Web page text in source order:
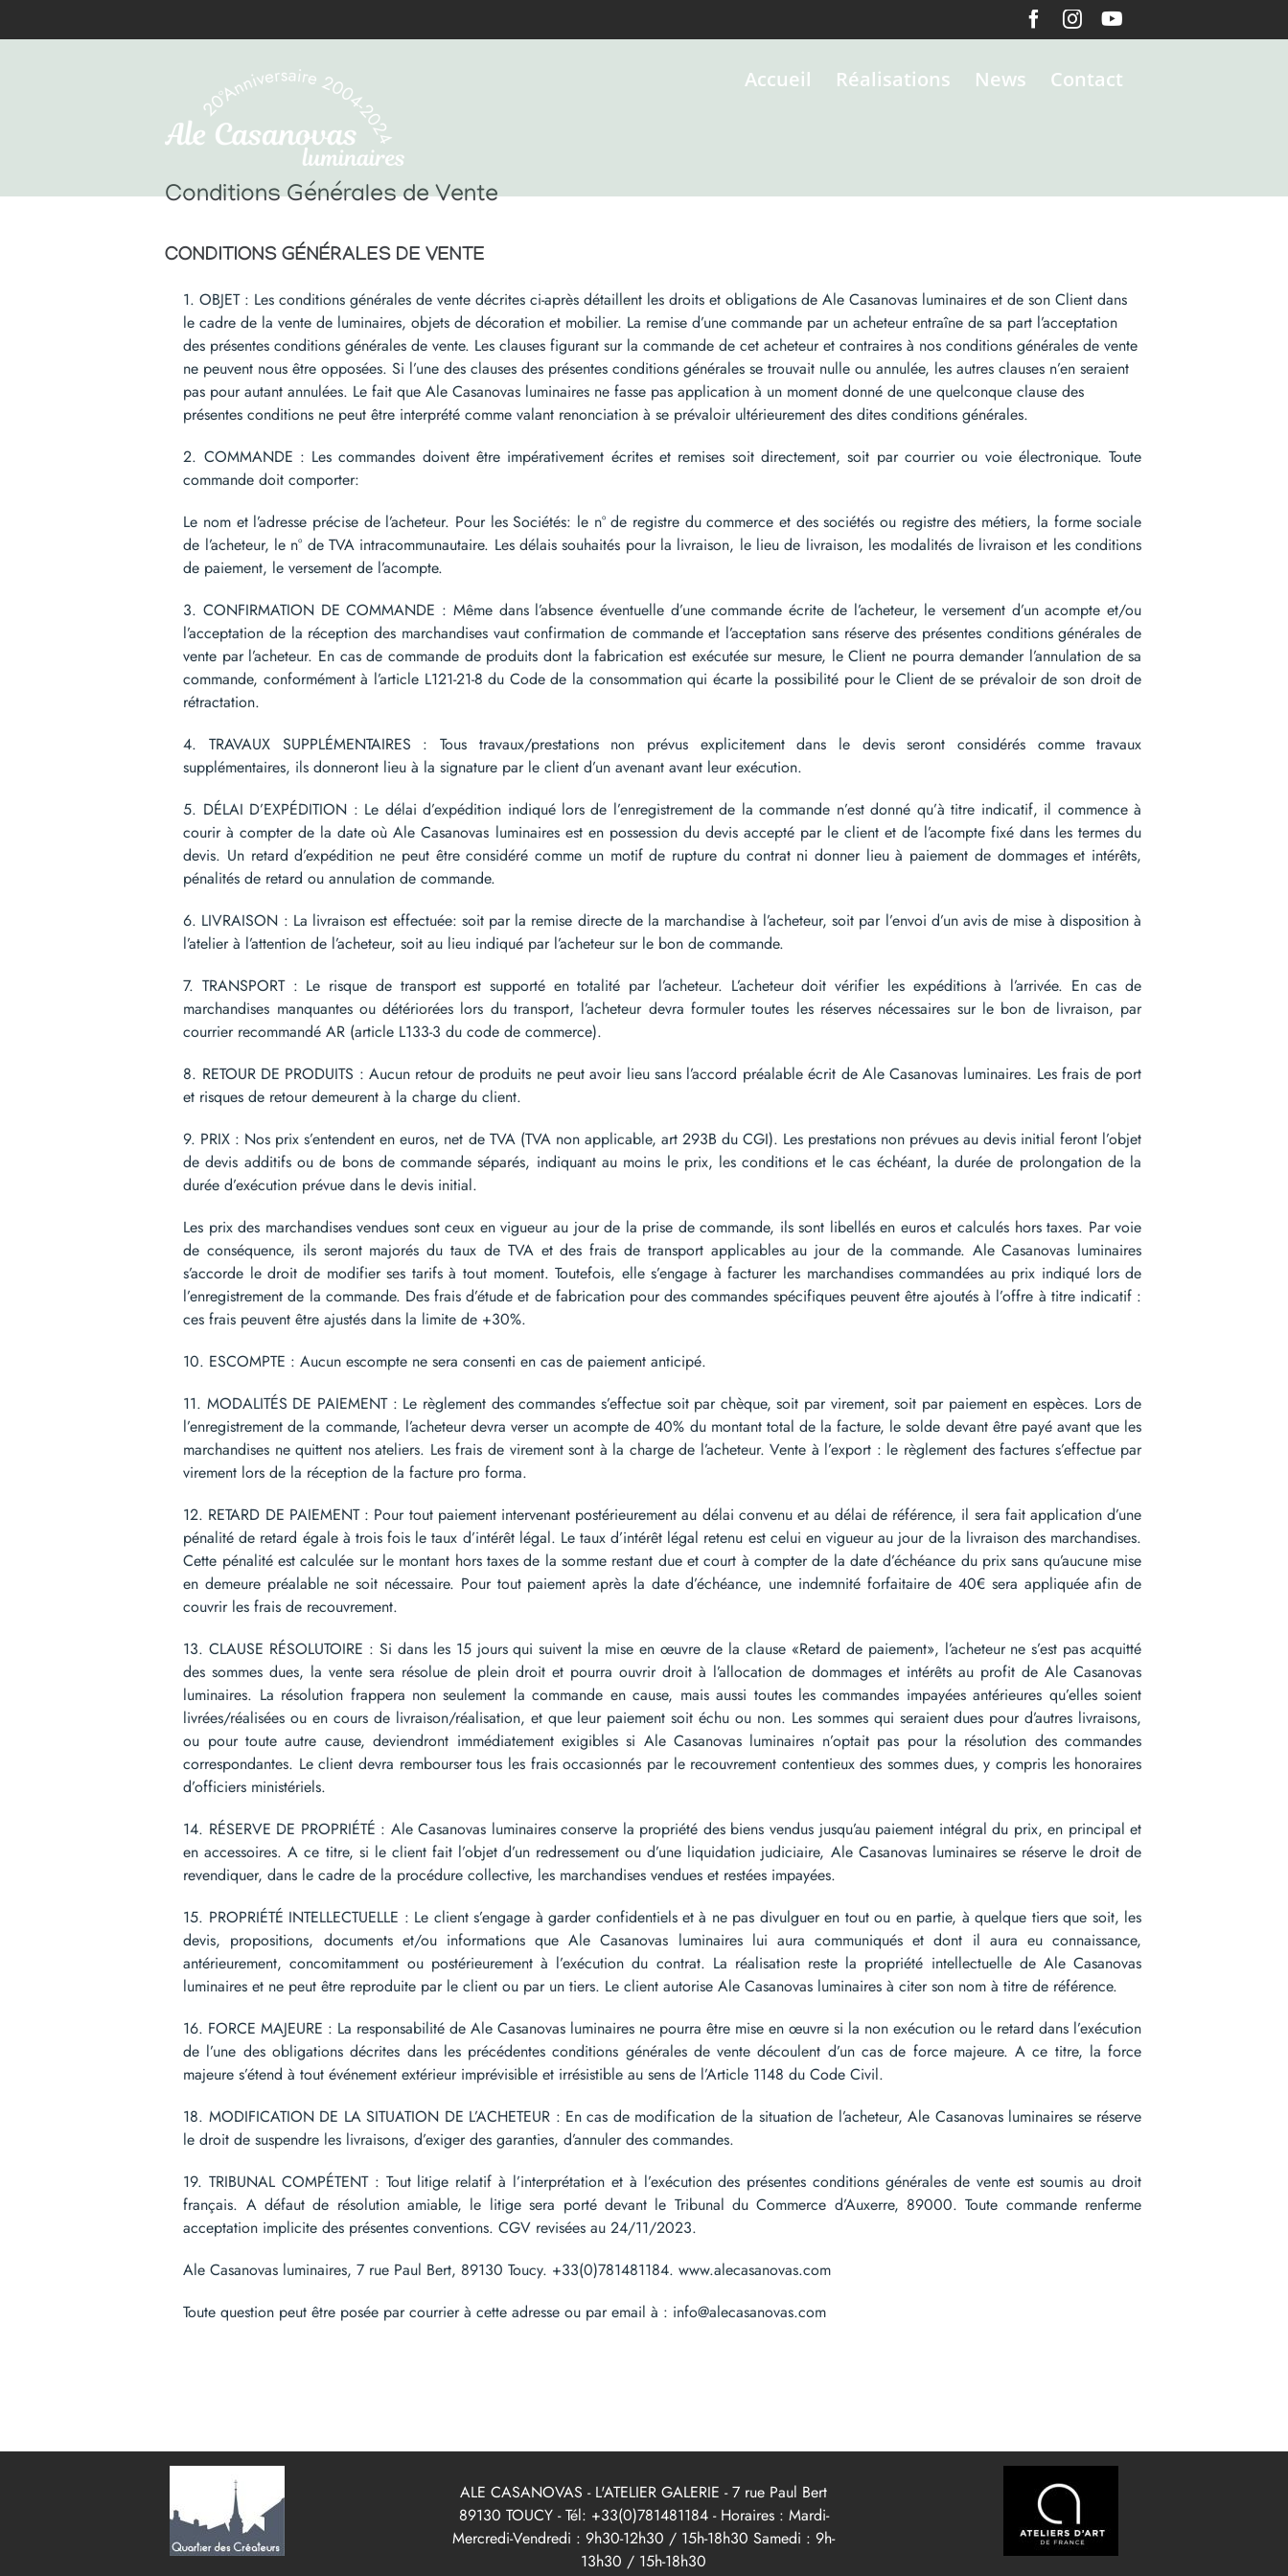
Facebook
Instagram
Accueil Réalisations News Contact
Conditions Générales de Vente
CONDITIONS GÉNÉRALES DE VENTE
1. OBJET : Les conditions générales de vente décrites ci-après détaillent les droits et obligations de Ale Casanovas luminaires et de son Client dans
le cadre de la vente de luminaires, objets de décoration et mobilier. La remise d’une commande par un acheteur entraîne de sa part l’acceptation
des présentes conditions générales de vente. Les clauses figurant sur la commande de cet acheteur et contraires à nos conditions générales de vente
ne peuvent nous être opposées. Si l’une des clauses des présentes conditions générales se trouvait nulle ou annulée, les autres clauses n’en seraient
pas pour autant annulées. Le fait que Ale Casanovas luminaires ne fasse pas application à un moment donné de une quelconque clause des
présentes conditions ne peut être interprété comme valant renonciation à se prévaloir ultérieurement des dites conditions générales.
2. COMMANDE : Les commandes doivent être impérativement écrites et remises soit directement, soit par courrier ou voie électronique. Toute
commande doit comporter:
Le nom et l’adresse précise de l’acheteur. Pour les Sociétés: le n° de registre du commerce et des sociétés ou registre des métiers, la forme sociale
de l’acheteur, le n° de TVA intracommunautaire. Les délais souhaités pour la livraison, le lieu de livraison, les modalités de livraison et les conditions
de paiement, le versement de l’acompte.
3. CONFIRMATION DE COMMANDE : Même dans l’absence éventuelle d’une commande écrite de l’acheteur, le versement d’un acompte et/ou
l’acceptation de la réception des marchandises vaut confirmation de commande et l’acceptation sans réserve des présentes conditions générales de
vente par l’acheteur. En cas de commande de produits dont la fabrication est exécutée sur mesure, le Client ne pourra demander l’annulation de sa
commande, conformément à l’article L121-21-8 du Code de la consommation qui écarte la possibilité pour le Client de se prévaloir de son droit de
rétractation.
4. TRAVAUX SUPPLÉMENTAIRES : Tous travaux/prestations non prévus explicitement dans le devis seront considérés comme travaux
supplémentaires, ils donneront lieu à la signature par le client d’un avenant avant leur exécution.
5. DÉLAI D’EXPÉDITION : Le délai d’expédition indiqué lors de l’enregistrement de la commande n’est donné qu’à titre indicatif, il commence à
courir à compter de la date où Ale Casanovas luminaires est en possession du devis accepté par le client et de l’acompte fixé dans les termes du
devis. Un retard d’expédition ne peut être considéré comme un motif de rupture du contrat ni donner lieu à paiement de dommages et intérêts,
pénalités de retard ou annulation de commande.
6. LIVRAISON : La livraison est effectuée: soit par la remise directe de la marchandise à l’acheteur, soit par l’envoi d’un avis de mise à disposition à
l’atelier à l’attention de l’acheteur, soit au lieu indiqué par l’acheteur sur le bon de commande.
7. TRANSPORT : Le risque de transport est supporté en totalité par l’acheteur. L’acheteur doit vérifier les expéditions à l’arrivée. En cas de
marchandises manquantes ou détériorées lors du transport, l’acheteur devra formuler toutes les réserves nécessaires sur le bon de livraison, par
courrier recommandé AR (article L133-3 du code de commerce).
8. RETOUR DE PRODUITS : Aucun retour de produits ne peut avoir lieu sans l’accord préalable écrit de Ale Casanovas luminaires. Les frais de port
et risques de retour demeurent à la charge du client.
9. PRIX : Nos prix s’entendent en euros, net de TVA (TVA non applicable, art 293B du CGI). Les prestations non prévues au devis initial feront l’objet
de devis additifs ou de bons de commande séparés, indiquant au moins le prix, les conditions et le cas échéant, la durée de prolongation de la
durée d’exécution prévue dans le devis initial.
Les prix des marchandises vendues sont ceux en vigueur au jour de la prise de commande, ils sont libellés en euros et calculés hors taxes. Par voie
de conséquence, ils seront majorés du taux de TVA et des frais de transport applicables au jour de la commande. Ale Casanovas luminaires
s’accorde le droit de modifier ses tarifs à tout moment. Toutefois, elle s’engage à facturer les marchandises commandées au prix indiqué lors de
l’enregistrement de la commande. Des frais d’étude et de fabrication pour des commandes spécifiques peuvent être ajoutés à l’offre à titre indicatif :
ces frais peuvent être ajustés dans la limite de +30%.
10. ESCOMPTE : Aucun escompte ne sera consenti en cas de paiement anticipé.
11. MODALITÉS DE PAIEMENT : Le règlement des commandes s’effectue soit par chèque, soit par virement, soit par paiement en espèces. Lors de
l’enregistrement de la commande, l’acheteur devra verser un acompte de 40% du montant total de la facture, le solde devant être payé avant que les
marchandises ne quittent nos ateliers. Les frais de virement sont à la charge de l’acheteur. Vente à l’export : le règlement des factures s’effectue par
virement lors de la réception de la facture pro forma.
12. RETARD DE PAIEMENT : Pour tout paiement intervenant postérieurement au délai convenu et au délai de référence, il sera fait application d’une
pénalité de retard égale à trois fois le taux d’intérêt légal. Le taux d’intérêt légal retenu est celui en vigueur au jour de la livraison des marchandises.
Cette pénalité est calculée sur le montant hors taxes de la somme restant due et court à compter de la date d’échéance du prix sans qu’aucune mise
en demeure préalable ne soit nécessaire. Pour tout paiement après la date d’échéance, une indemnité forfaitaire de 40€ sera appliquée afin de
couvrir les frais de recouvrement.
13. CLAUSE RÉSOLUTOIRE : Si dans les 15 jours qui suivent la mise en œuvre de la clause «Retard de paiement», l’acheteur ne s’est pas acquitté
des sommes dues, la vente sera résolue de plein droit et pourra ouvrir droit à l’allocation de dommages et intérêts au profit de Ale Casanovas
luminaires. La résolution frappera non seulement la commande en cause, mais aussi toutes les commandes impayées antérieures qu’elles soient
livrées/réalisées ou en cours de livraison/réalisation, et que leur paiement soit échu ou non. Les sommes qui seraient dues pour d’autres livraisons,
ou pour toute autre cause, deviendront immédiatement exigibles si Ale Casanovas luminaires n’optait pas pour la résolution des commandes
correspondantes. Le client devra rembourser tous les frais occasionnés par le recouvrement contentieux des sommes dues, y compris les honoraires
d’officiers ministériels.
14. RÉSERVE DE PROPRIÉTÉ : Ale Casanovas luminaires conserve la propriété des biens vendus jusqu’au paiement intégral du prix, en principal et
en accessoires. A ce titre, si le client fait l’objet d’un redressement ou d’une liquidation judiciaire, Ale Casanovas luminaires se réserve le droit de
revendiquer, dans le cadre de la procédure collective, les marchandises vendues et restées impayées.
15. PROPRIÉTÉ INTELLECTUELLE : Le client s’engage à garder confidentiels et à ne pas divulguer en tout ou en partie, à quelque tiers que soit, les
devis, propositions, documents et/ou informations que Ale Casanovas luminaires lui aura communiqués et dont il aura eu connaissance,
antérieurement, concomitamment ou postérieurement à l’exécution du contrat. La réalisation reste la propriété intellectuelle de Ale Casanovas
luminaires et ne peut être reproduite par le client ou par un tiers. Le client autorise Ale Casanovas luminaires à citer son nom à titre de référence.
16. FORCE MAJEURE : La responsabilité de Ale Casanovas luminaires ne pourra être mise en œuvre si la non exécution ou le retard dans l’exécution
de l’une des obligations décrites dans les précédentes conditions générales de vente découlent d’un cas de force majeure. A ce titre, la force
majeure s’étend à tout événement extérieur imprévisible et irrésistible au sens de l’Article 1148 du Code Civil.
18. MODIFICATION DE LA SITUATION DE L’ACHETEUR : En cas de modification de la situation de l’acheteur, Ale Casanovas luminaires se réserve
le droit de suspendre les livraisons, d’exiger des garanties, d’annuler des commandes.
19. TRIBUNAL COMPÉTENT : Tout litige relatif à l’interprétation et à l’exécution des présentes conditions générales de vente est soumis au droit
français. A défaut de résolution amiable, le litige sera porté devant le Tribunal du Commerce d’Auxerre, 89000. Toute commande renferme
acceptation implicite des présentes conventions. CGV revisées au 24/11/2023.
Ale Casanovas luminaires, 7 rue Paul Bert, 89130 Toucy. +33(0)781481184. www.alecasanovas.com
Toute question peut être posée par courrier à cette adresse ou par email à : info@alecasanovas.com
ALE CASANOVAS - L'ATELIER GALERIE - 7 rue Paul Bert
89130 TOUCY - Tél: +33(0)781481184 - Horaires : Mardi-
Mercredi-Vendredi : 9h30-12h30 / 15h-18h30 Samedi : 9h-
13h30 / 15h-18h30